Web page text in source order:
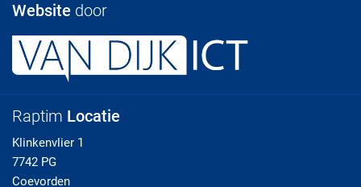
Website door
Raptim Locatie
Klinkenvlier 1
7742 PG
Coevorden